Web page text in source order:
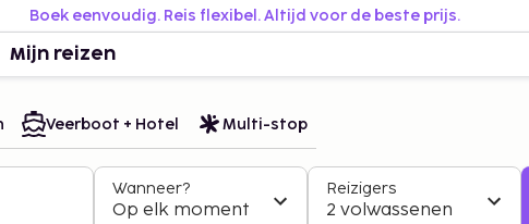
Boek eenvoudig. Reis flexibel. Altijd voor de beste prijs.
Mijn reizen
Veerboot + Hotel Multi-stop
Wanneer?
Op elk moment
Reizigers
2 volwassenen